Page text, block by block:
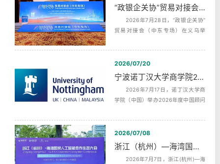
“政银企关协”贸易对接会（中东专场）中英文同声传译翻译
2026年7月28日，“政银企关协”
贸易对接会（中东专场）在义乌举
动提供...
2026/07/20
宁波诺丁汉大学商学院2026年度中国顾问委员会第二次会议同声传译
2026年7月17日，诺丁汉大学商
学院（中国）举办2026年度中国顾问
为上午...
2026/07/08
浙江（杭州）—海湾国家人工智能合作生态发布会AI机器英语同传
2026年7月7日，浙江(杭州)—海